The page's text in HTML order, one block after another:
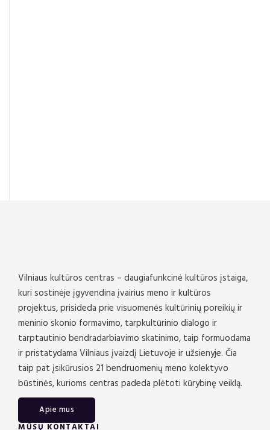
Vilniaus kultūros centras – daugiafunkcinė kultūros įstaiga,
kuri sostinėje įgyvendina įvairius meno ir kultūros
projektus, prisideda prie visuomenės kultūrinių poreikių ir
meninio skonio formavimo, tarpkultūrinio dialogo ir
tarptautinio bendradarbiavimo skatinimo, taip formuodama
ir pristatydama Vilniaus įvaizdį Lietuvoje ir užsienyje. Čia
taip pat įsikūrusios 21 bendruomenių meno kolektyvo
būstinės, kurioms centras padeda plėtoti kūrybinę veiklą.
Apie mus
MŪSŲ KONTAKTAI